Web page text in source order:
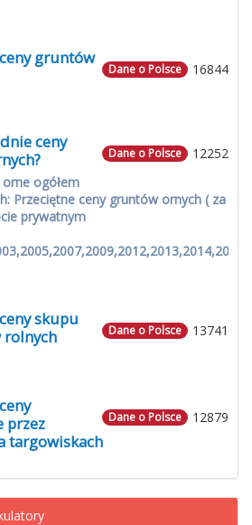
16844
Dane o Polsce
gruntów
12252
Dane o Polsce
ceny
ogółem
Przeciętne ceny gruntów ornych ( za
prywatnym
13741
Dane o Polsce
skupu
12879
Dane o Polsce
przez
targowiskach